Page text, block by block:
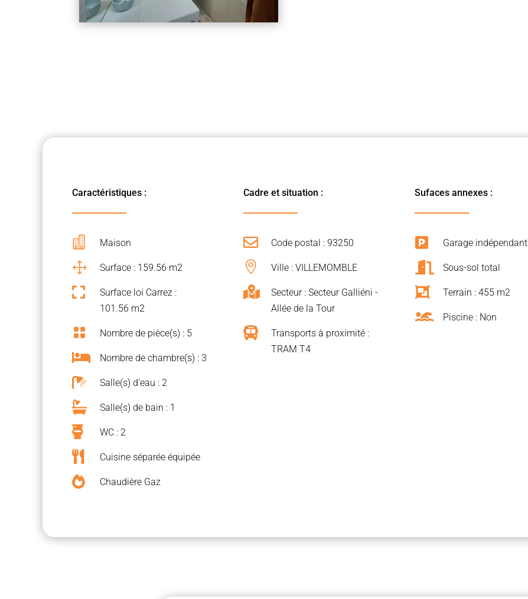
Caractéristiques :
 Maison
1 Surface : 159.56 m2

Surface loi Carrez :
101.56 m2
 Nombre de pièce(s) : 5
 Nombre de chambre(s) : 3
 Salle(s) d'eau : 2
 Salle(s) de bain : 1
 WC : 2
 Cuisine séparée équipée
 Chaudière Gaz
Cadre et situation :
 Code postal : 93250
 Ville : VILLEMOMBLE

Secteur : Secteur Galliéni -
Allée de la Tour

Transports à proximité :
TRAM T4
Sufaces annexes :
 Garage indépendant
 Sous-sol total
 Terrain : 455 m2
 Piscine : Non